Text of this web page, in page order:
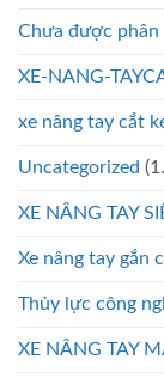
Chưa được phân
XE-NANG-
xe nâng tay cắt
Uncategorized
XE NÂNG TAY
Xe nâng tay gắn
Thủy lực công
XE NÂNG TAY